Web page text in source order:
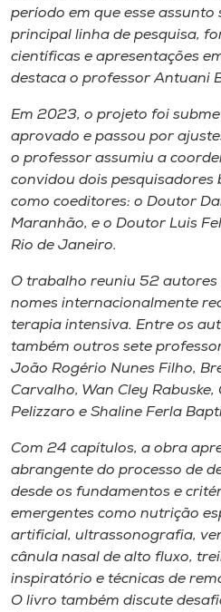
período em que esse
principal linha de pesquisa,
científicas e apresentações
destaca o professor Antuani
Em 2023, o projeto foi
aprovado e passou por
o professor assumiu a
convidou dois
como coeditores: o Doutor
Maranhão, e o Doutor Luis
Rio de Janeiro.
O trabalho reuniu 52 autores
nomes internacionalmente
terapia intensiva. Entre os
também outros sete
João Rogério Nunes Filho,
Carvalho, Wan Cley
Pelizzaro e Shaline Ferla
Com 24 capítulos, a obra
abrangente do processo de
desde os fundamentos e
emergentes como nutrição
artificial, ultrassonografia,
cânula nasal de alto fluxo,
inspiratório e técnicas de
O livro também discute